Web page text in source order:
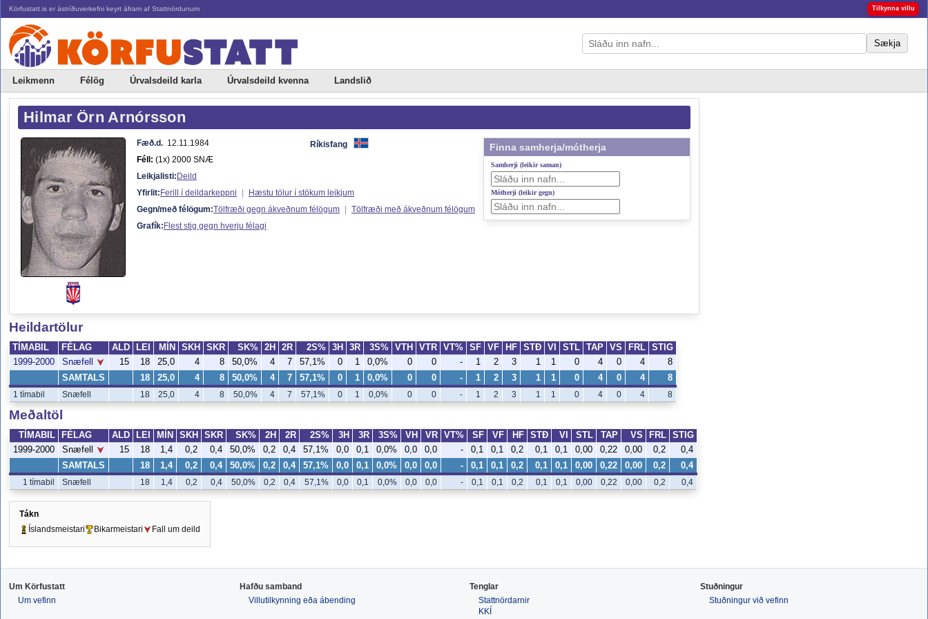
Körfustatt.is er ástríðuverkefni keyrt áfram af Stattnördunum Tilkynna villu
Sækja
Leikmenn Félög Úrvalsdeild karla Úrvalsdeild kvenna Landslið
Hilmar Örn Arnórsson
Fæð.d. 12.11.1984
Ríkisfang
Féll: (1x) 2000 SNÆ
Leikjalisti:Deild
Yfirlit:Ferill í deildarkeppni |
Hæstu tölur í stökum leikjum
Gegn/með félögum:Tölfræði gegn ákveðnum félögum | Tölfræði með ákveðnum félögum
Grafík:Flest stig gegn hverju félagi
Finna samherja/mótherja
Samherji (leikir saman)
Mótherji (leikir gegn)
Heildartölur
TÍMABIL FÉLAG ALD LEI MÍN SKH SKR SK% 2H 2R 2S% 3H 3R 3S% VTH VTR VT% SF VF HF STÐ VI STL TAP VS FRL
STIG
1999-2000
Snæfell 15 18 25,0 4 8 50,0% 4 7 57,1% 0 1 0,0% 0 0 - 1 2 3 1 1 0 4 0 4 8
SAMTALS 18 25,0 4 8 50,0% 4 7 57,1% 0 1 0,0% 0 0 - 1 2 3 1 1 0 4 0 4 8
1 tímabil Snæfell 18 25,0 4 8 50,0% 4 7 57,1% 0 1 0,0% 0 0 - 1 2 3 1 1 0 4 0 4 8
Meðaltöl
TÍMABIL FÉLAG ALD LEI MÍN SKH SKR SK% 2H 2R 2S% 3H 3R 3S% VH VR VT% SF VF HF STÐ VI STL TAP VS FRL
STIG
1999-2000
Snæfell 15 18 1,4 0,2 0,4 50,0% 0,2 0,4 57,1% 0,0 0,1 0,0% 0,0 0,0 - 0,1 0,1 0,2 0,1 0,1 0,00 0,22 0,00 0,2 0,4
SAMTALS 18 1,4 0,2 0,4 50,0% 0,2 0,4 57,1% 0,0 0,1 0,0% 0,0 0,0 - 0,1 0,1 0,2 0,1 0,1 0,00 0,22 0,00 0,2 0,4
1 tímabil Snæfell 18 1,4 0,2 0,4 50,0% 0,2 0,4 57,1% 0,0 0,1 0,0% 0,0 0,0 - 0,1 0,1 0,2 0,1 0,1 0,00 0,22 0,00 0,2 0,4
Tákn
Íslandsmeistari
Bikarmeistari Fall um deild
Um Körfustatt
Um vefinn
Hafðu samband
Villutilkynning eða ábending
Tenglar
Stattnördarnir
KKÍ
Stuðningur
Stuðningur við vefinn